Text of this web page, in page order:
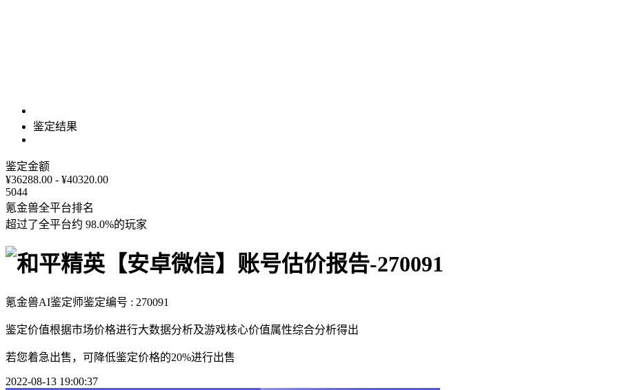
鉴定结果
鉴定金额
¥36288.00 - ¥40320.00
5044
氪金兽全平台排名
超过了全平台约 98.0%的玩家
氪金兽AI鉴定师鉴定编号 : 270091
鉴定价值根据市场价格进行大数据分析及游戏核心价值属性综合分析得出
若您着急出售，可降低鉴定价格的20%进行出售
2022-08-13 19:00:37